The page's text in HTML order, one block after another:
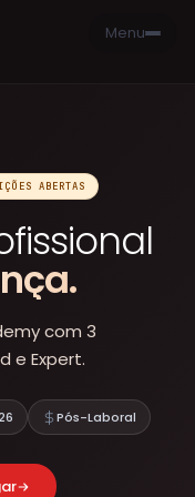
Menu
ABERTAS
com 3
e Expert.
Pós-Laboral